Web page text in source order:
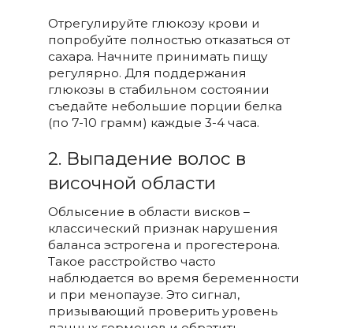
Отрегулируйте глюкозу крови и
попробуйте полностью отказаться от
сахара. Начните принимать пищу
регулярно. Для поддержания
глюкозы в стабильном состоянии
съедайте небольшие порции белка
(по 7-10 грамм) каждые 3-4 часа.
2. Выпадение волос в
височной области
Облысение в области висков –
классический признак нарушения
баланса эстрогена и прогестерона.
Такое расстройство часто
наблюдается во время беременности
и при менопаузе. Это сигнал,
призывающий проверить уровень